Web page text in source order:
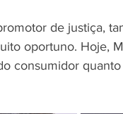
de justiça,
oportuno. Hoje,
consumidor